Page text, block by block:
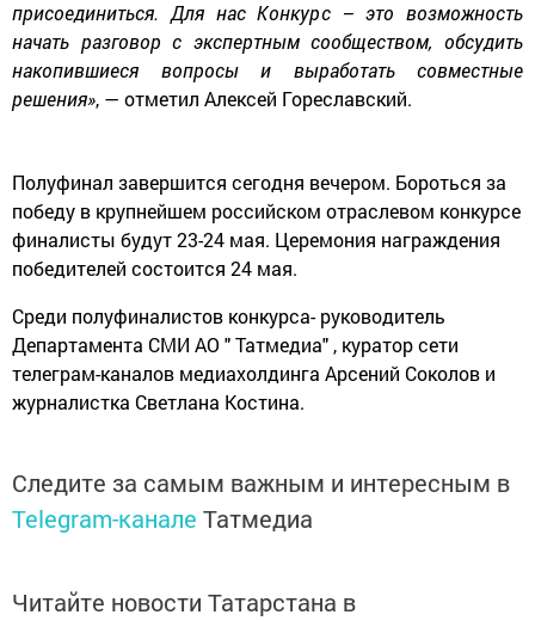
присоединиться. Для нас Конкурс – это возможность
начать разговор с экспертным сообществом, обсудить
накопившиеся вопросы и выработать совместные
решения», — отметил Алексей Гореславский.
Полуфинал завершится сегодня вечером. Бороться за
победу в крупнейшем российском отраслевом конкурсе
финалисты будут 23-24 мая. Церемония награждения
победителей состоится 24 мая.
Среди полуфиналистов конкурса- руководитель
Департамента СМИ АО " Татмедиа" , куратор сети
телеграм-каналов медиахолдинга Арсений Соколов и
журналистка Светлана Костина.
Следите за самым важным и интересным в
Telegram-канале Татмедиа
Читайте новости Татарстана в